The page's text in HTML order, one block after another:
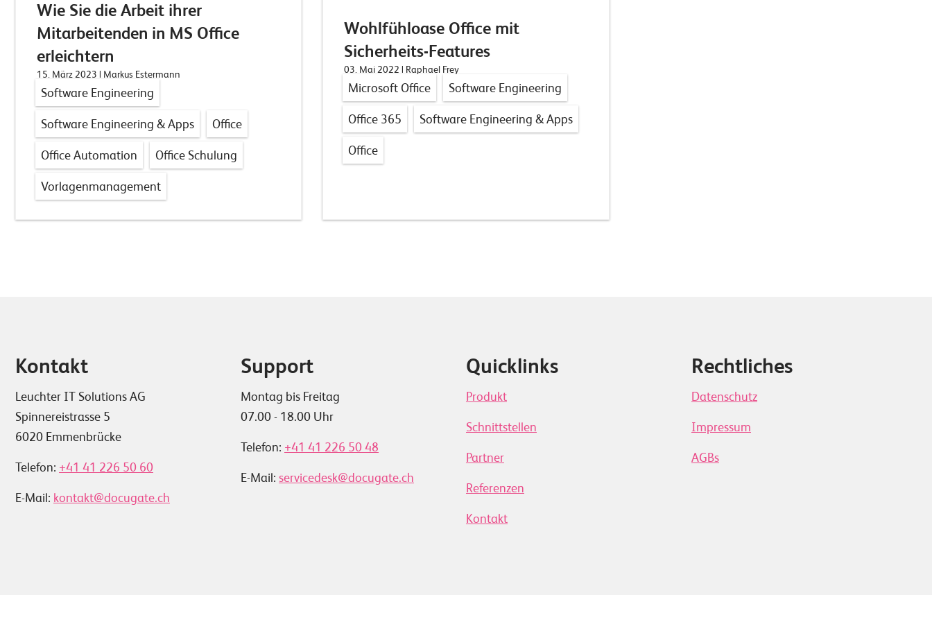
Wie Sie die Arbeit ihrer
Mitarbeitenden in MS Office
erleichtern
15. März 2023 | Markus Estermann
Software Engineering
Software Engineering & Apps Office
Office Automation Office Schulung
Vorlagenmanagement
Wohlfühloase Office mit
Sicherheits-Features
03. Mai 2022| Raphael Frey
Microsoft Office Software Engineering
Office 365 Software Engineering & Apps
Office
Kontakt
Leuchter IT Solutions AG
Spinnereistrasse 5
6020 Emmenbrücke
Telefon: +41 41 226 50 60
E-Mail: kontakt@docugate.ch
Support
Montag bis Freitag
07.00 - 18.00 Uhr
Telefon: +41 41 226 50 48
E-Mail: servicedesk@docugate.ch
Quicklinks
Produkt
Schnittstellen
Partner
Referenzen
Kontakt
Rechtliches
Datenschutz
Impressum
AGBs